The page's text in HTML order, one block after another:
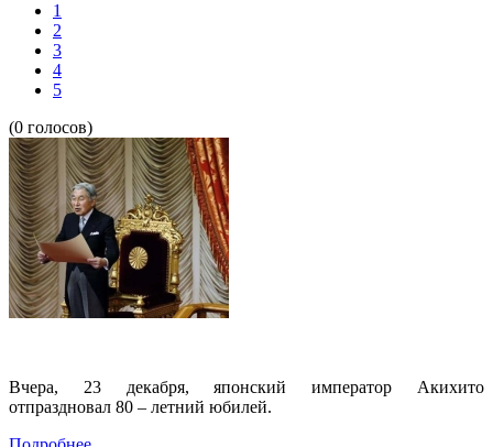
1
2
3
4
5
(0 голосов)
Вчера, 23 декабря, японский император Акихито
отпраздновал 80 – летний юбилей.